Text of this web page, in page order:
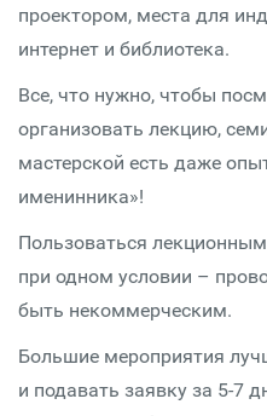
проектором, места для
интернет и библиотека.
Все, что нужно, чтобы
организовать лекцию,
мастерской есть даже
именинника»!
Пользоваться
при одном условии –
быть некоммерческим.
Большие мероприятия
и подавать заявку за 5-7